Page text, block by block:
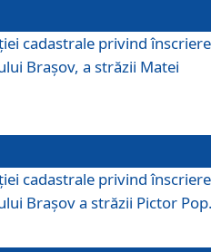
cadastrale privind
Braşov, a străzii Matei
cadastrale privind
Braşov a străzii Pictor